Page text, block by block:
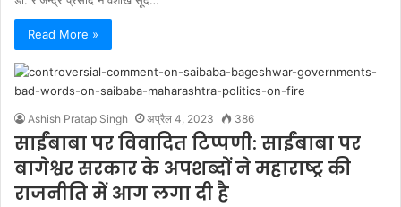
Read More »
Ashish Pratap Singh अप्रैल 4, 2023 386
साईंबाबा पर विवादित टिप्पणी: साईंबाबा पर
बागेश्वर सरकार के अपशब्दों ने महाराष्ट्र की
राजनीति में आग लगा दी है